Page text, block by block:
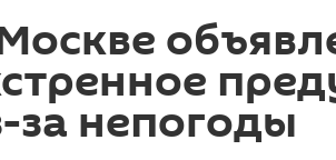
за непогоды